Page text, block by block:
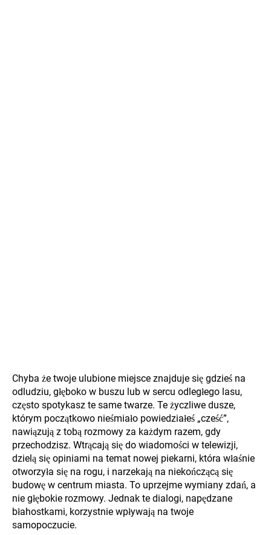
Chyba że twoje ulubione miejsce znajduje się gdzieś na
odludziu, głęboko w buszu lub w sercu odległego lasu,
często spotykasz te same twarze. Te życzliwe dusze,
którym początkowo nieśmiało powiedziałeś „cześć”,
nawiązują z tobą rozmowy za każdym razem, gdy
przechodzisz. Wtrącają się do wiadomości w telewizji,
dzielą się opiniami na temat nowej piekarni, która właśnie
otworzyła się na rogu, i narzekają na niekończącą się
budowę w centrum miasta. To uprzejme wymiany zdań, a
nie głębokie rozmowy. Jednak te dialogi, napędzane
błahostkami, korzystnie wpływają na twoje
samopoczucie.